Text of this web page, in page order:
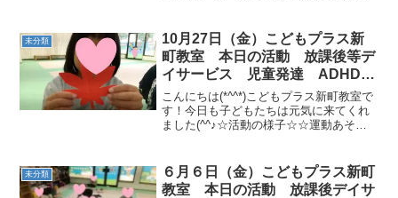
バスケット」から行いました(*^^)v音聞き
では...
未分類
10月27日（金）こどもプラス新
町教室 本日の活動 放課後等デ
イサービス 児童発達 ADHD
療育 発達障がい
こんにちは(*^^*)こどもプラス新町教室で
す！今日も子どもたちは元気に来てくれ
ました(^^♪☆活動の様子☆☆運動あそび
→カニ→カラーストーン）、ボール運
び］今日もたく...
未分類
６月６日（金）こどもプラス新町
教室 本日の活動 放課後デイサ